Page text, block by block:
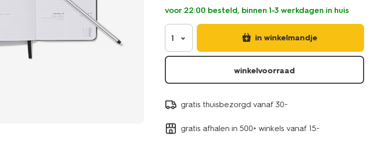
14505644.html
voor 22:00 besteld, binnen 1-3 werkdagen in huis
1 in winkelmandje
winkelvoorraad
gratis thuisbezorgd vanaf 30.-
gratis afhalen in 500+ winkels vanaf 15.-